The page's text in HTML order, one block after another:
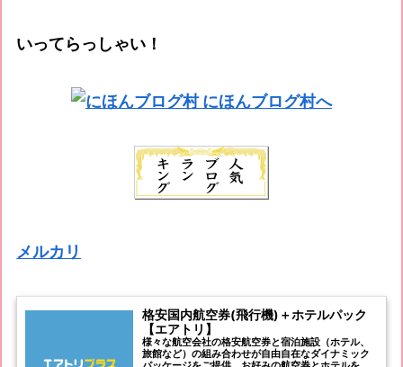
いってらっしゃい！
メルカリ
格安国内航空券(飛行機)＋ホテルパック
【エアトリ】
様々な航空会社の格安航空券と宿泊施設（ホテル、
旅館など）の組み合わせが自由自在なダイナミック